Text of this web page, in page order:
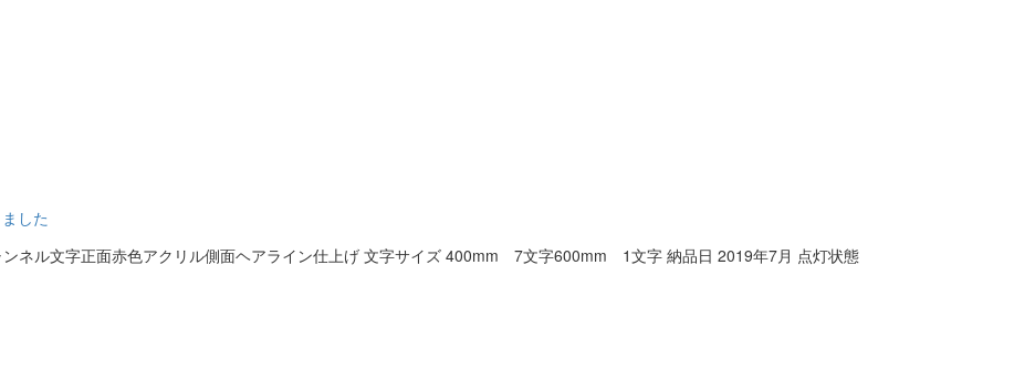
した
ネル文字正面赤色アクリル側面ヘアライン仕上げ 文字サイズ 400mm 7文字600mm 1文字 納品日 2019年7月 点灯状態